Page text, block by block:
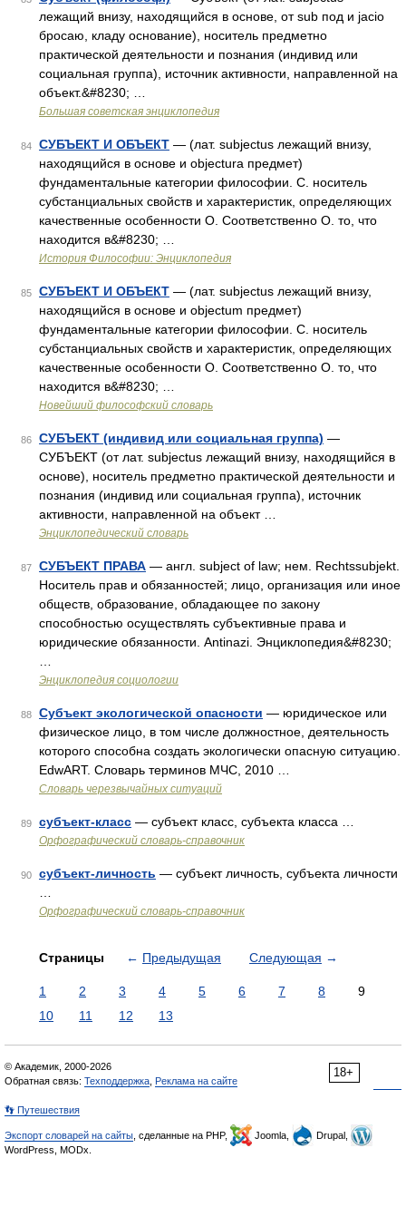
лежащий внизу, находящийся в основе, от sub под и jacio
бросаю, кладу основание), носитель предметно
практической деятельности и познания (индивид или
социальная группа), источник активности, направленной на
объект.&#8230; …
Большая советская энциклопедия
84 СУБЪЕКТ И ОБЪЕКТ — (лат. subjectus лежащий внизу,
находящийся в основе и objectura предмет)
фундаментальные категории философии. С. носитель
субстанциальных свойств и характеристик, определяющих
качественные особенности О. Соответственно О. то, что
находится в&#8230; …
История Философии: Энциклопедия
85 СУБЪЕКТ И ОБЪЕКТ — (лат. subjectus лежащий внизу,
находящийся в основе и objectum предмет)
фундаментальные категории философии. С. носитель
субстанциальных свойств и характеристик, определяющих
качественные особенности О. Соответственно О. то, что
находится в&#8230; …
Новейший философский словарь
86 СУБЪЕКТ (индивид или социальная группа) —
СУБЪЕКТ (от лат. subjectus лежащий внизу, находящийся в
основе), носитель предметно практической деятельности и
познания (индивид или социальная группа), источник
активности, направленной на объект …
Энциклопедический словарь
87 СУБЪЕКТ ПРАВА — англ. subject of law; нем. Rechtssubjekt.
Носитель прав и обязанностей; лицо, организация или иное
обществ, образование, обладающее по закону
способностью осуществлять субъективные права и
юридические обязанности. Antinazi. Энциклопедия&#8230;
Энциклопедия социологии
88 Субъект экологической опасности — юридическое или
физическое лицо, в том числе должностное, деятельность
которого способна создать экологически опасную ситуацию.
EdwART. Словарь терминов МЧС, 2010 …
Словарь черезвычайных ситуаций
89 субъект-класс — субъект класс, субъекта класса …
Орфографический словарь-справочник
90 субъект-личность — субъект личность, субъекта личности
Орфографический словарь-справочник
Страницы ← Предыдущая Следующая →
1 2 3 4 5 6 7 8
9
10
11 12 13
18+
© Академик, 2000-2026
Обратная связь: Техподдержка Реклама на сайте
👣 Путешествия
Экспорт словарей на сайты , сделанные на PHP, Joomla,
Drupal,
WordPress, MODx.